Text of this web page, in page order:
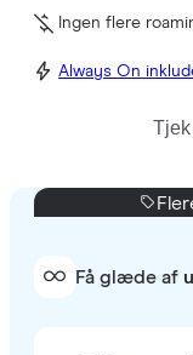
Ingen flere
Always On
Få glæde af